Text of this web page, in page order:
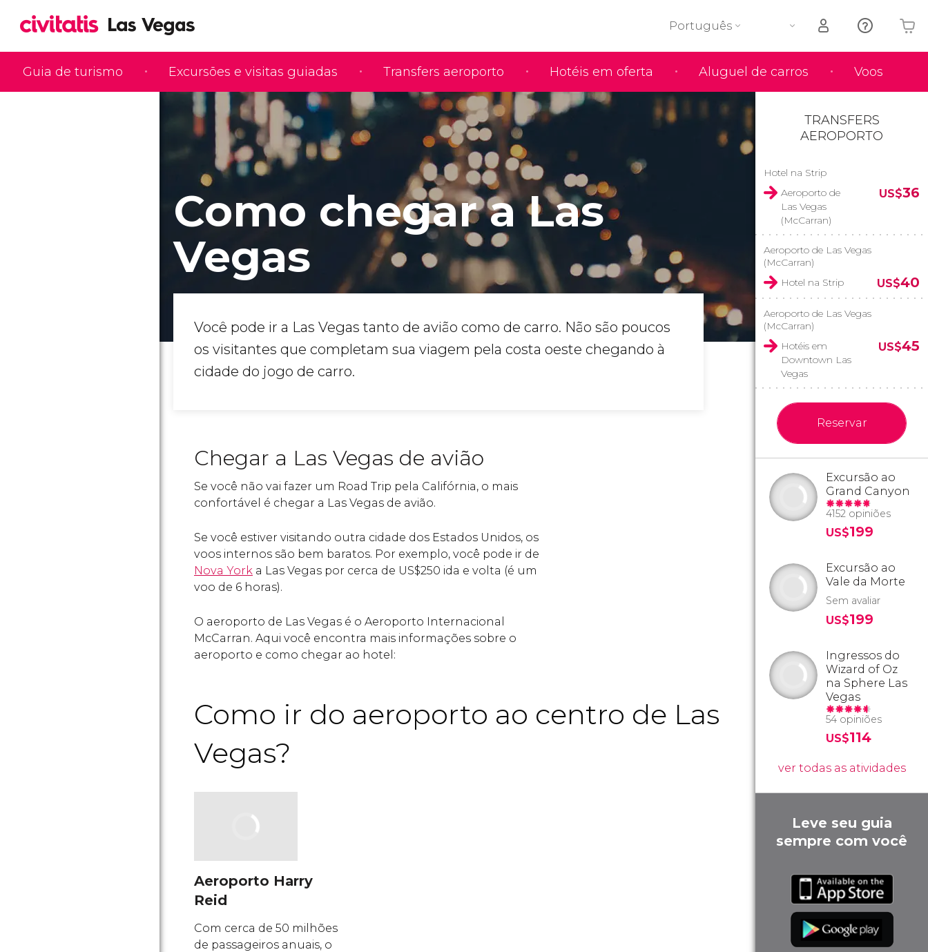
Guia de turismo Excursões e visitas guiadas Transfers aeroporto Hotéis em oferta Aluguel de carros Voos
Português
O seu carrinho está vazio
Como chegar a Las
Vegas
Você pode ir a Las Vegas tanto de avião como de carro. Não são poucos
os visitantes que completam sua viagem pela costa oeste chegando à
cidade do jogo de carro.
Chegar a Las Vegas de avião
Se você não vai fazer um Road Trip pela Califórnia, o mais
confortável é chegar a Las Vegas de avião.
Se você estiver visitando outra cidade dos Estados Unidos, os
voos internos são bem baratos. Por exemplo, você pode ir de
Nova York a Las Vegas por cerca de US$250 ida e volta (é um
voo de 6 horas).
O aeroporto de Las Vegas é o Aeroporto Internacional
McCarran. Aqui você encontra mais informações sobre o
aeroporto e como chegar ao hotel:
Como ir do aeroporto ao centro de Las
Vegas?
Aeroporto Harry
Reid
Com cerca de 50 milhões
de passageiros anuais, o
TRANSFERS
AEROPORTO
Hotel na Strip
Aeroporto de
Las Vegas
(McCarran)
US$36
Aeroporto de Las Vegas
(McCarran)
Hotel na Strip
US$40
Aeroporto de Las Vegas
(McCarran)
Hotéis em
Downtown Las
Vegas
US$45
Reservar
Excursão ao
Grand Canyon
4152 opiniões
US$199
Excursão ao
Vale da Morte
Sem avaliar
US$199
Ingressos do
Wizard of Oz
na Sphere Las
Vegas
54 opiniões
US$114
ver todas as atividades
Leve seu guia
sempre com você